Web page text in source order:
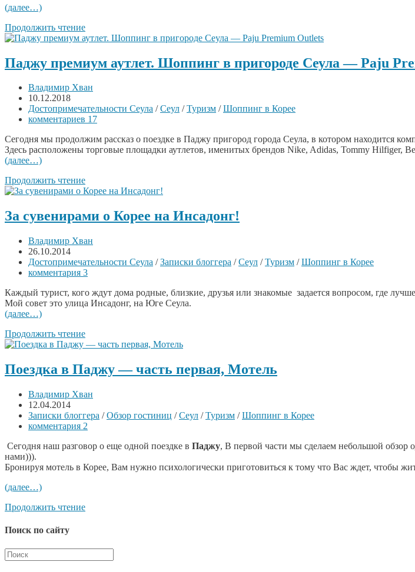
(далее…)
Продолжить чтение
Паджу премиум аутлет. Шоппинг в пригороде Сеула — Paju
Владимир Хван
10.12.2018
Достопримечательности Сеула /Сеул /Туризм /Шоппинг в Корее
комментариев 17
Сегодня мы продолжим рассказ о поездке в Паджу пригород города Сеула, в котором находится
Здесь расположены торговые площадки аутлетов, именитых брендов Nike, Adidas, Tommy Hilfiger,
(далее…)
Продолжить чтение
За сувенирами о Корее на Инсадонг!
Владимир Хван
26.10.2014
Достопримечательности Сеула /Записки блоггера /Сеул /Туризм /Шоппинг в Корее
комментария 3
Каждый турист, кого ждут дома родные, близкие, друзья или знакомые задается вопросом, где
Мой совет это улица Инсадонг, на Юге Сеула.
(далее…)
Продолжить чтение
Поездка в Паджу — часть первая, Мотель
Владимир Хван
12.04.2014
Записки блоггера /Обзор гостиниц /Сеул /Туризм /Шоппинг в Корее
комментария 2
Сегодня наш разговор о еще одной поездке в Паджу, В первой части мы сделаем небольшой обзор
нами))).
Бронируя мотель в Корее, Вам нужно психологически приготовиться к тому что Вас ждет, чтобы
(далее…)
Продолжить чтение
Поиск по сайту